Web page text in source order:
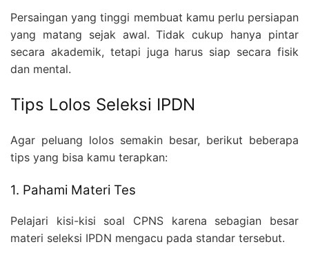
Persaingan yang tinggi membuat kamu perlu persiapan
yang matang sejak awal. Tidak cukup hanya pintar
secara akademik, tetapi juga harus siap secara fisik
dan mental.
Tips Lolos Seleksi IPDN
Agar peluang lolos semakin besar, berikut beberapa
tips yang bisa kamu terapkan:
1. Pahami Materi Tes
Pelajari kisi-kisi soal CPNS karena sebagian besar
materi seleksi IPDN mengacu pada standar tersebut.